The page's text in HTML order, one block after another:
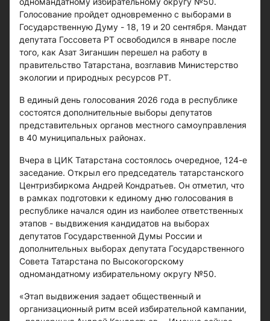
Голосование пройдет одновременно с выборами в
Государственную Думу - 18, 19 и 20 сентября. Мандат
депутата Госсовета РТ освободился в январе после
того, как Азат Зиганшин перешел на работу в
правительство Татарстана, возглавив Министерство
экологии и природных ресурсов РТ.
В единый день голосования 2026 года в республике
состоятся дополнительные выборы депутатов
представительных органов местного самоуправления
в 40 муниципальных районах.
Вчера в ЦИК Татарстана состоялось очередное, 124-е
заседание. Открыл его председатель татарстанского
Центризбиркома Андрей Кондратьев. Он отметил, что
в рамках подготовки к единому дню голосования в
республике начался один из наиболее ответственных
этапов - выдвижения кандидатов на выборах
депутатов Государственной Думы России и
дополнительных выборах депутата Государственного
Совета Татарстана по Высокогорскому
одномандатному избирательному округу №50.
«Этап выдвижения задает общественный и
организационный ритм всей избирательной кампании,